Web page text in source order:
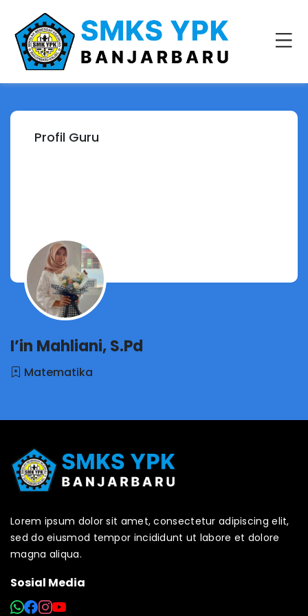
Profil Guru
I’in Mahliani, S.Pd
Matematika
Lorem ipsum dolor sit amet, consectetur adipiscing elit,
sed do eiusmod tempor incididunt ut labore et dolore
magna aliqua.
Sosial Media